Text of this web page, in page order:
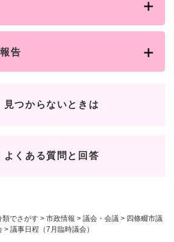
類でさがす > 市政情報 > 議会・会議 > 四條畷市議
> 議事日程（7月臨時議会）
告
見つからないときは
よくある質問と回答